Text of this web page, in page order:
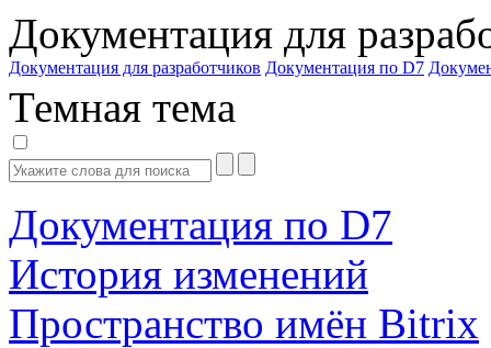
Документация для
Документация для разработчиков Документация по D7
Темная тема
Документация по D7
История изменений
Пространство имён Bitrix